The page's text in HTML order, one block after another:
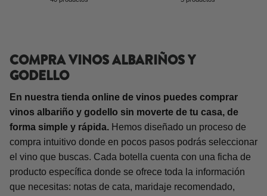
COMPRA VINOS ALBARIÑOS Y
GODELLO
En nuestra tienda online de vinos puedes comprar
vinos albariño y godello sin moverte de tu casa, de
forma simple y rápida. Hemos diseñado un proceso de
compra intuitivo donde en pocos pasos podrás seleccionar
el vino que buscas. Cada botella cuenta con una ficha de
producto específica donde se ofrece toda la información
que necesitas: notas de cata, maridaje recomendado,